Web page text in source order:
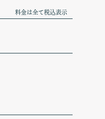
料金は全て税込表示